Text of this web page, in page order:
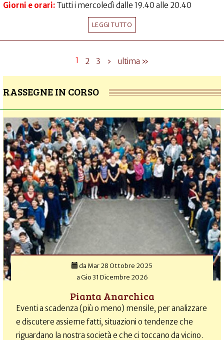
Giorni e orari: Tutti i mercoledì dalle 19.40 alle 20.40
LEGGI TUTTO
1 2 3 › ultima »
RASSEGNE IN CORSO
da Mar 28 Ottobre 2025
aGio 31 Dicembre 2026
Pianta Anarchica
Eventi a scadenza (più o meno) mensile, per analizzare
e discutere assieme fatti, situazioni o tendenze che
riguardano la nostra società e che ci toccano da vicino.